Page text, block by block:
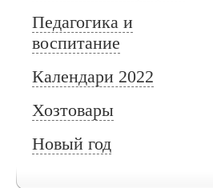
Педагогика и
воспитание
Календари 2022
Хозтовары
Новый год